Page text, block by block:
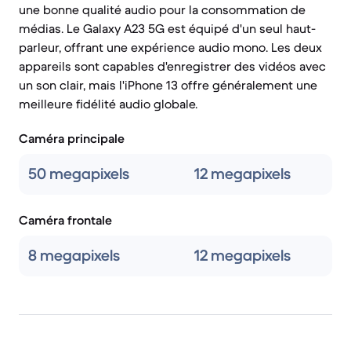
une bonne qualité audio pour la consommation de
médias. Le Galaxy A23 5G est équipé d'un seul haut-
parleur, offrant une expérience audio mono. Les deux
appareils sont capables d'enregistrer des vidéos avec
un son clair, mais l'iPhone 13 offre généralement une
meilleure fidélité audio globale.
Caméra principale
50 megapixels 12 megapixels
Caméra frontale
8 megapixels 12 megapixels